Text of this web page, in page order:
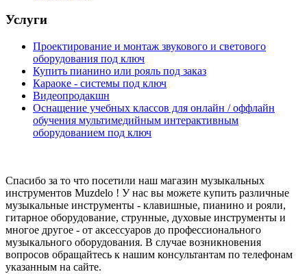
Услуги
Проектирование и монтаж звукового и светового
оборудования под ключ
Купить пианино или рояль под заказ
Караоке - системы под ключ
Видеопродакшн
Оснащение учебных классов для онлайн / оффлайн
обучения мультимедийным интерактивным
оборудованием под ключ
Спасибо за то что посетили наш магазин музыкальных
инструментов Muzdelo ! У нас вы можете купить различные
музыкальные инструменты - клавишные, пианино и рояли,
гитарное оборудование, струнные, духовые инструменты и
многое другое - от аксессуаров до профессионального
музыкального оборудования. В случае возникновения
вопросов обращайтесь к нашим консультантам по телефонам
указанным на сайте.